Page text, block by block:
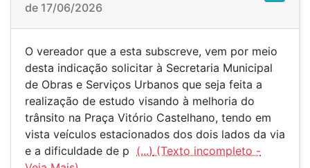
de 17/06/2026
O vereador que a esta subscreve, vem por meio
desta indicação solicitar à Secretaria Municipal
de Obras e Serviços Urbanos que seja feita a
realização de estudo visando à melhoria do
trânsito na Praça Vitório Castelhano, tendo em
vista veículos estacionados dos dois lados da via
e a dificuldade de p (...)